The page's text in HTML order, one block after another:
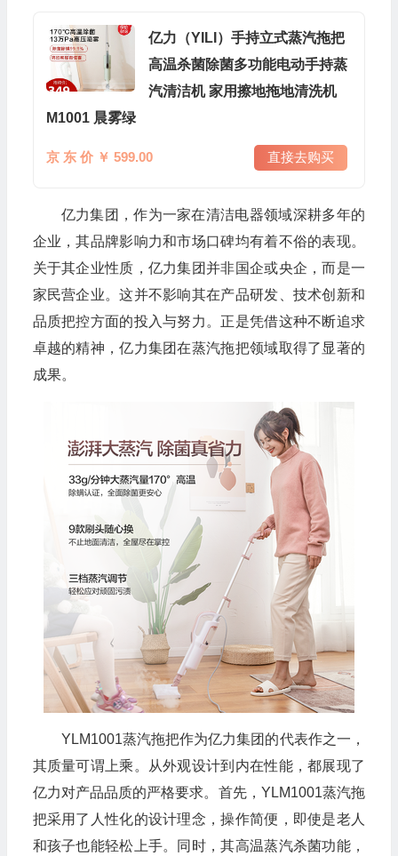
亿力（YILI）手持立式蒸汽拖把
高温杀菌除菌多功能电动手持蒸
汽清洁机 家用擦地拖地清洗机
M1001 晨雾绿
京 东 价 ￥ 599.00 直接去购买
亿力集团，作为一家在清洁电器领域深耕多年的
企业，其品牌影响力和市场口碑均有着不俗的表现。
关于其企业性质，亿力集团并非国企或央企，而是一
家民营企业。这并不影响其在产品研发、技术创新和
品质把控方面的投入与努力。正是凭借这种不断追求
卓越的精神，亿力集团在蒸汽拖把领域取得了显著的
成果。
YLM1001蒸汽拖把作为亿力集团的代表作之一，
其质量可谓上乘。从外观设计到内在性能，都展现了
亿力对产品品质的严格要求。首先，YLM1001蒸汽拖
把采用了人性化的设计理念，操作简便，即使是老人
和孩子也能轻松上手。同时，其高温蒸汽杀菌功能，